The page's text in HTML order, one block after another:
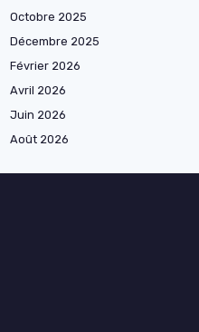
Octobre 2025
Décembre 2025
Février 2026
Avril 2026
Juin 2026
Août 2026